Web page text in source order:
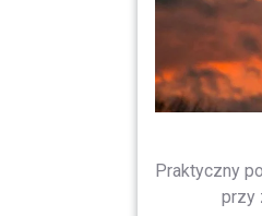
Praktyczny
przy